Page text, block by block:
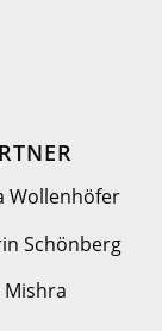
Wollenhöfer
Schönberg